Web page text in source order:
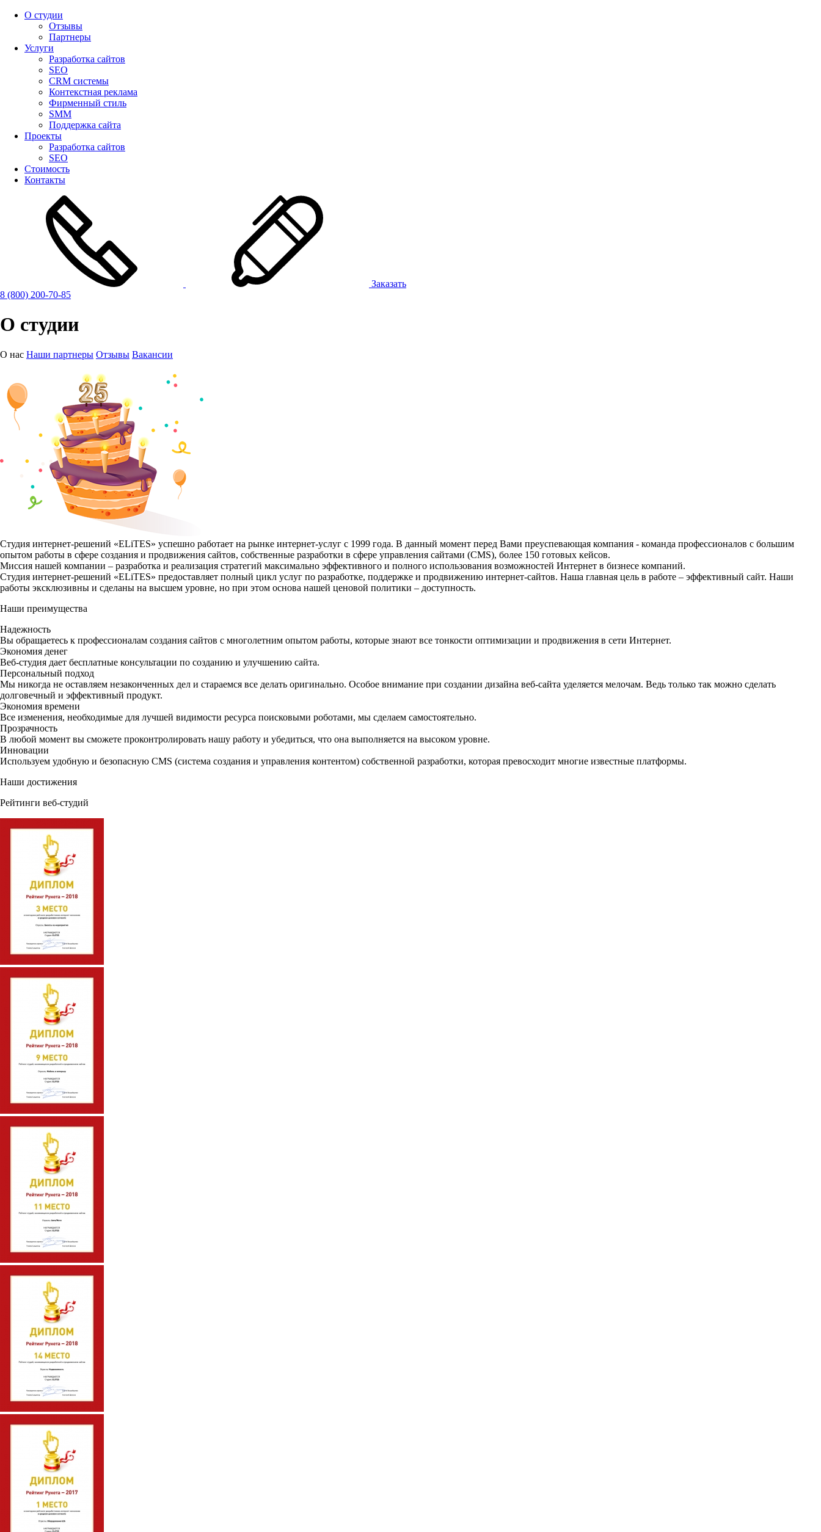
О студии
Отзывы
Партнеры
Услуги
Разработка сайтов
SEO
CRM системы
Контекстная реклама
Фирменный стиль
SMM
Поддержка сайта
Проекты
Разработка сайтов
SEO
Стоимость
Контакты
Заказать
8 (800) 200-70-85
О студии
О нас Наши партнеры Отзывы Вакансии
Студия интернет-решений «ELiTES» успешно работает на рынке интернет-услуг с 1999 года. В данный момент перед Вами преуспевающая компания - команда профессионалов с большим
опытом работы в сфере создания и продвижения сайтов, собственные разработки в сфере управления сайтами (CMS), более 150 готовых кейсов.
Миссия нашей компании – разработка и реализация стратегий максимально эффективного и полного использования возможностей Интернет в бизнесе компаний.
Студия интернет-решений «ELiTES» предоставляет полный цикл услуг по разработке, поддержке и продвижению интернет-сайтов. Наша главная цель в работе – эффективный сайт. Наши
работы эксклюзивны и сделаны на высшем уровне, но при этом основа нашей ценовой политики – доступность.
Наши преимущества
Надежность
Вы обращаетесь к профессионалам создания сайтов с многолетним опытом работы, которые знают все тонкости оптимизации и продвижения в сети Интернет.
Экономия денег
Веб-студия дает бесплатные консультации по созданию и улучшению сайта.
Персональный подход
Мы никогда не оставляем незаконченных дел и стараемся все делать оригинально. Особое внимание при создании дизайна веб-сайта уделяется мелочам. Ведь только так можно сделать
долговечный и эффективный продукт.
Экономия времени
Все изменения, необходимые для лучшей видимости ресурса поисковыми роботами, мы сделаем самостоятельно.
Прозрачность
В любой момент вы сможете проконтролировать нашу работу и убедиться, что она выполняется на высоком уровне.
Инновации
Используем удобную и безопасную CMS (система создания и управления контентом) собственной разработки, которая превосходит многие известные платформы.
Наши достижения
Рейтинги веб-студий